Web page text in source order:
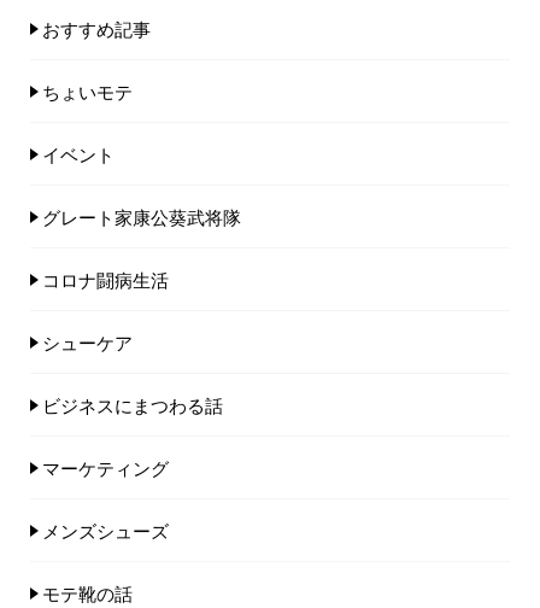
おすすめ記事
ちょいモテ
イベント
グレート家康公葵武将隊
コロナ闘病生活
シューケア
ビジネスにまつわる話
マーケティング
メンズシューズ
モテ靴の話